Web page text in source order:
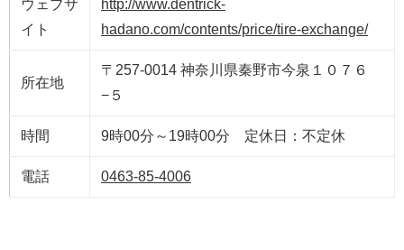
ウェブサ
イト
http://www.dentrick-
hadano.com/contents/price/tire-exchange/
所在地
〒257-0014 神奈川県秦野市今泉１０７６
−５
時間 9時00分～19時00分 定休日：不定休
電話 0463-85-4006